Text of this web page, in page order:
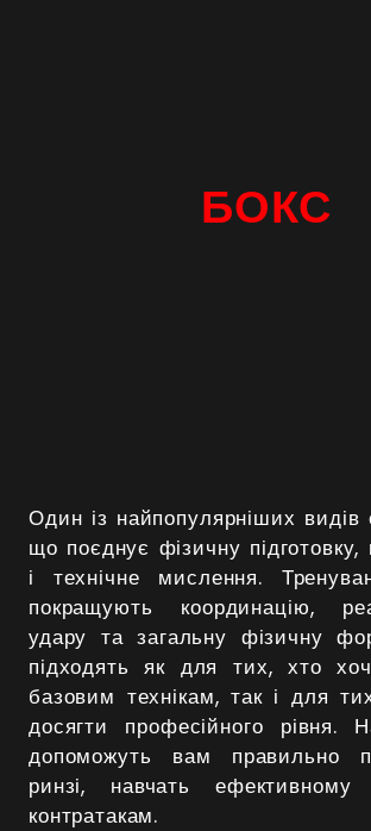
БОКС
Один із найпопулярніших видів
що поєднує фізичну підготовку,
і технічне мислення.
покращують координацію,
удару та загальну фізичну
підходять як для тих, хто
базовим технікам, так і для
досягти професійного рівня.
допоможуть вам правильно
ринзі, навчать
контратакам.